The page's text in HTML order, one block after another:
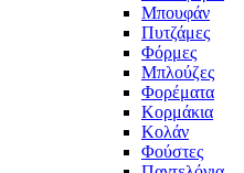
Μπουφάν
Πυτζάμες
Φόρμες
Μπλούζες
Φορέματα
Κορμάκια
Κολάν
Φούστες